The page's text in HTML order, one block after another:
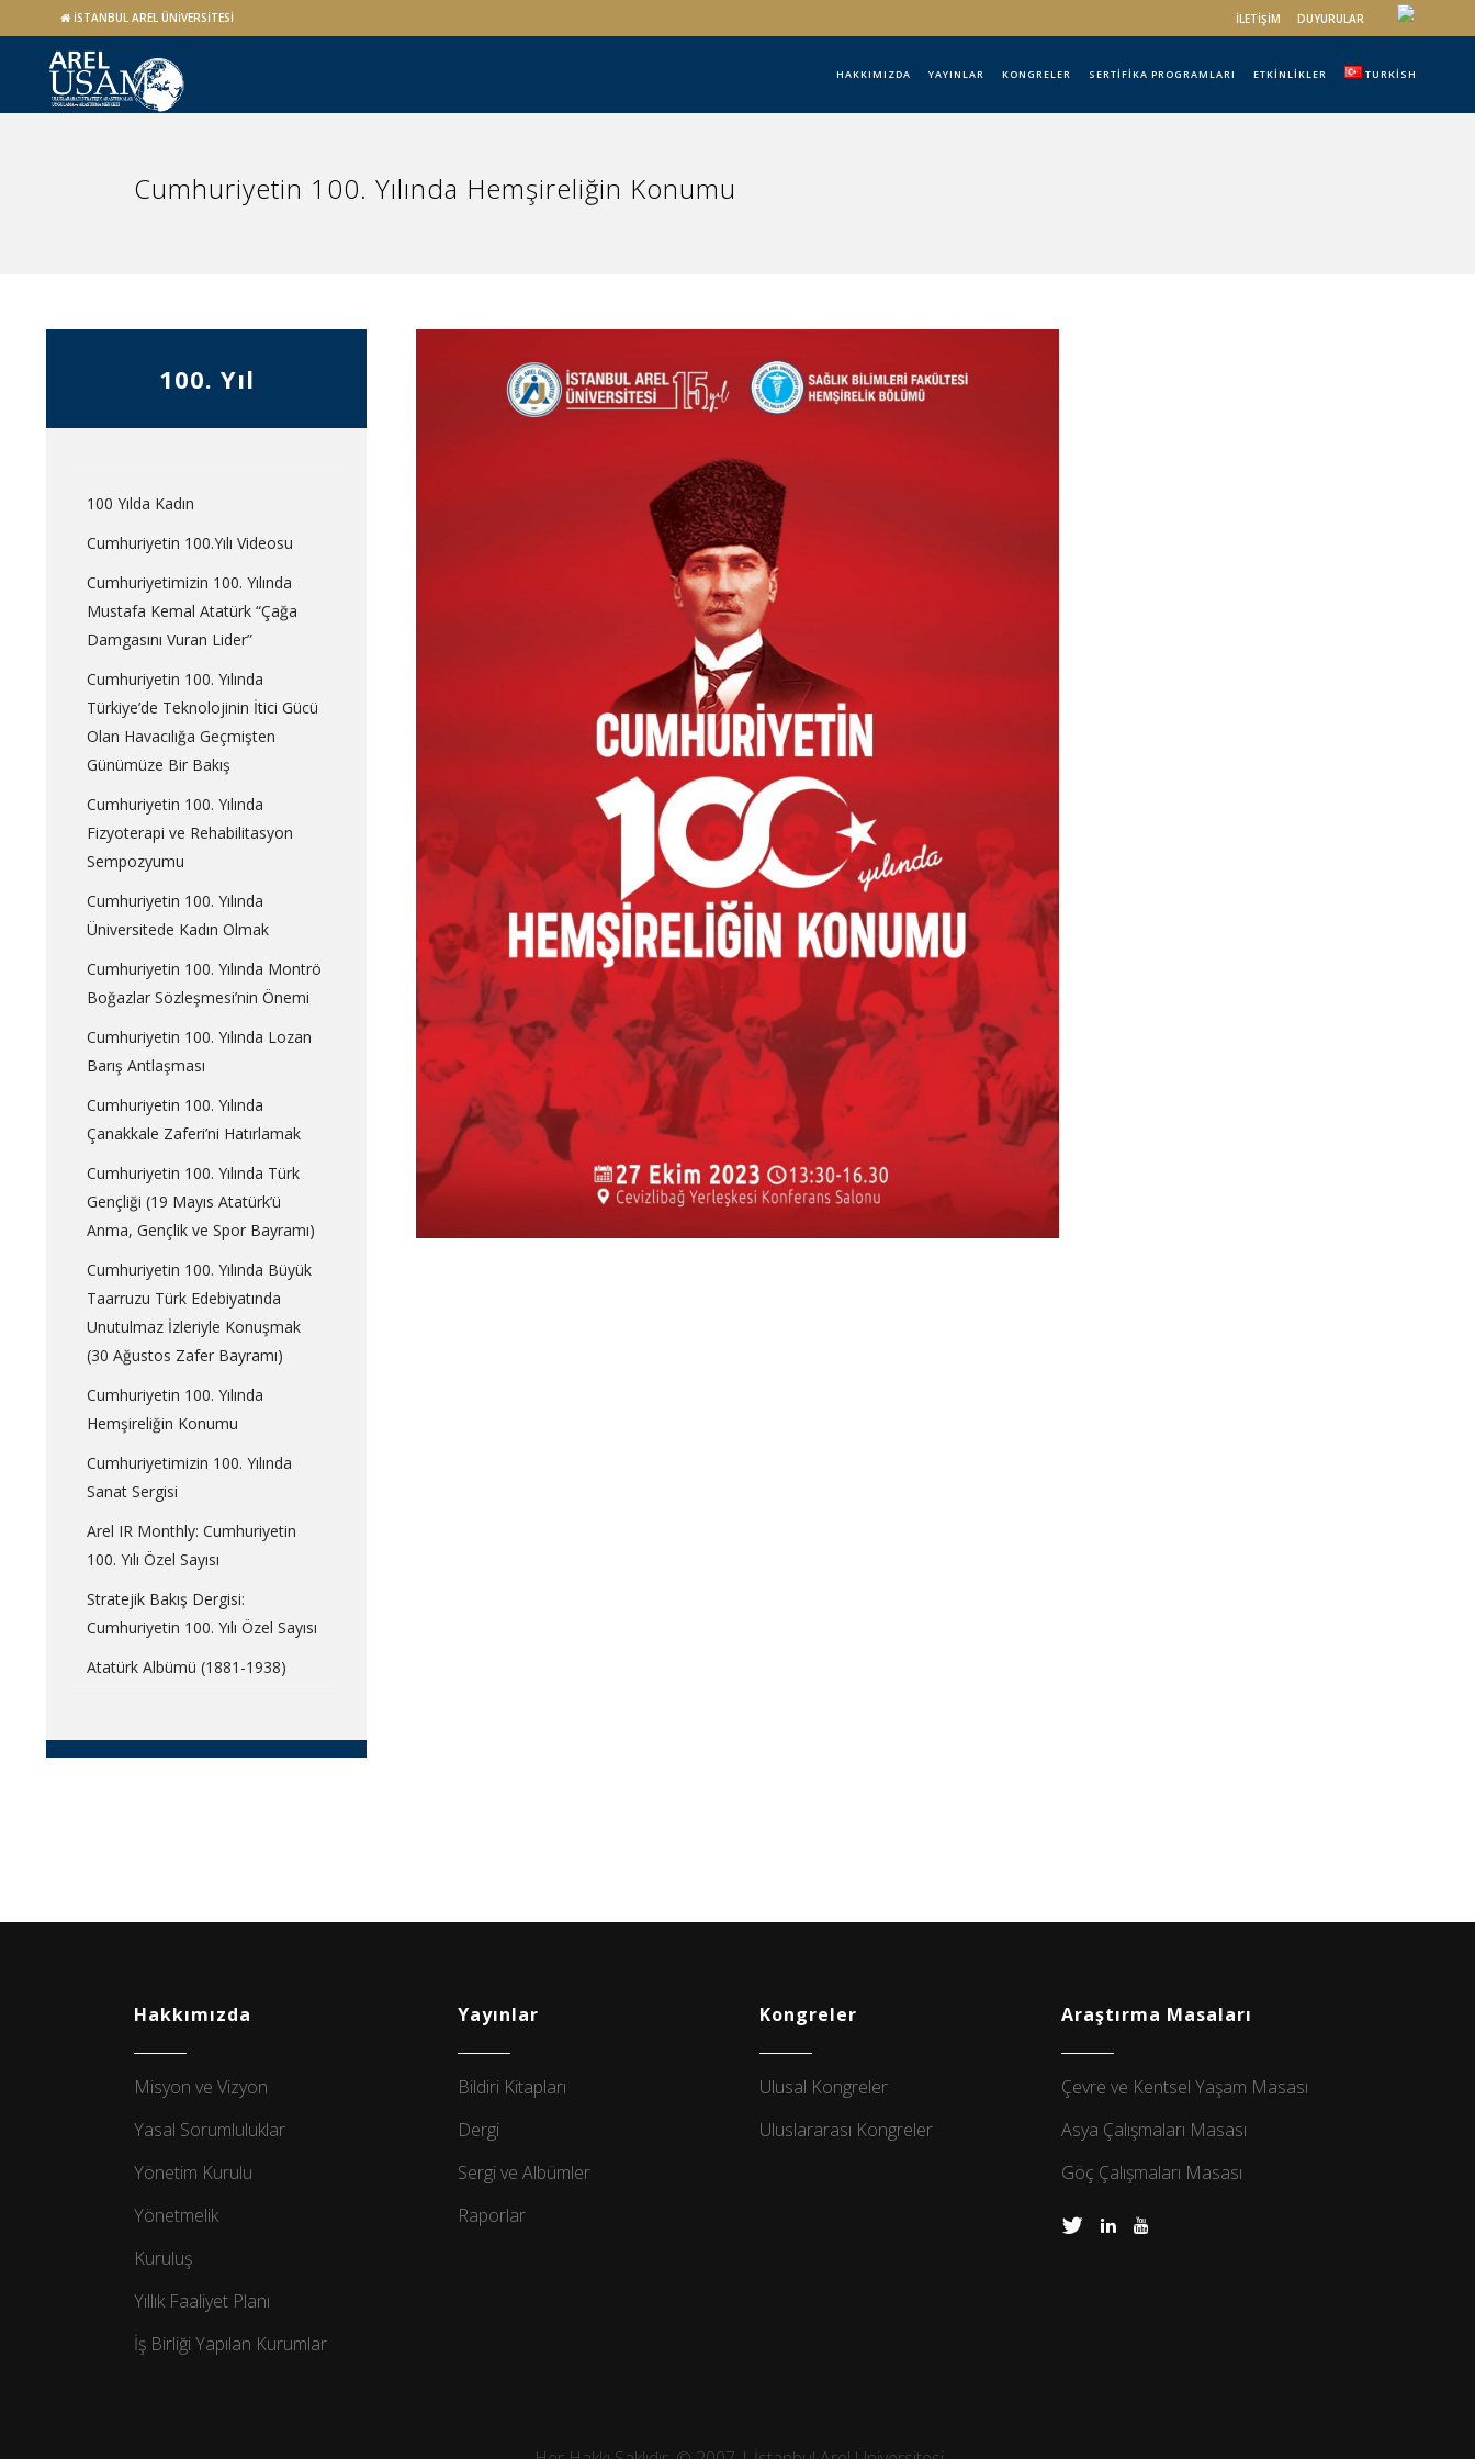
İSTANBUL AREL ÜNİVERSİTESİ İLETIŞIM DUYURULAR
HAKKIMIZDA YAYINLAR KONGRELER SERTIFIKA PROGRAMLARI ETKINLIKLER TURKISH
Cumhuriyetin 100. Yılında Hemşireliğin Konumu
100. Yıl
100 Yılda Kadın
Cumhuriyetin 100.Yılı Videosu
Cumhuriyetimizin 100. Yılında
Mustafa Kemal Atatürk “Çağa
Damgasını Vuran Lider”
Cumhuriyetin 100. Yılında
Türkiye’de Teknolojinin İtici Gücü
Olan Havacılığa Geçmişten
Günümüze Bir Bakış
Cumhuriyetin 100. Yılında
Fizyoterapi ve Rehabilitasyon
Sempozyumu
Cumhuriyetin 100. Yılında
Üniversitede Kadın Olmak
Cumhuriyetin 100. Yılında Montrö
Boğazlar Sözleşmesi’nin Önemi
Cumhuriyetin 100. Yılında Lozan
Barış Antlaşması
Cumhuriyetin 100. Yılında
Çanakkale Zaferi’ni Hatırlamak
Cumhuriyetin 100. Yılında Türk
Gençliği (19 Mayıs Atatürk’ü
Anma, Gençlik ve Spor Bayramı)
Cumhuriyetin 100. Yılında Büyük
Taarruzu Türk Edebiyatında
Unutulmaz İzleriyle Konuşmak
(30 Ağustos Zafer Bayramı)
Cumhuriyetin 100. Yılında
Hemşireliğin Konumu
Cumhuriyetimizin 100. Yılında
Sanat Sergisi
Arel IR Monthly: Cumhuriyetin
100. Yılı Özel Sayısı
Stratejik Bakış Dergisi:
Cumhuriyetin 100. Yılı Özel Sayısı
Atatürk Albümü (1881-1938)
Hakkımızda
Misyon ve Vizyon
Yasal Sorumluluklar
Yönetim Kurulu
Yönetmelik
Kuruluş
Yıllık Faaliyet Planı
İş Birliği Yapılan Kurumlar
Yayınlar
Bildiri Kitapları
Dergi
Sergi ve Albümler
Raporlar
Kongreler
Ulusal Kongreler
Uluslararası Kongreler
Araştırma Masaları
Çevre ve Kentsel Yaşam Masası
Asya Çalışmaları Masası
Göç Çalışmaları Masası